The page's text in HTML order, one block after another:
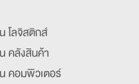
โลจิสติกส์
คลังสินค้า
คอมพิวเตอร์